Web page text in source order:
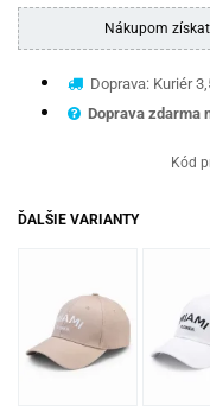
Nákupom
Doprava: Kuriér
Doprava zdarma
Kód
ĎALŠIE VARIANTY